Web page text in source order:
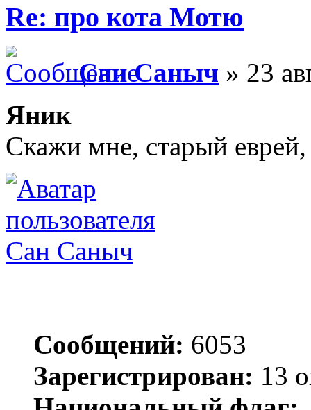
Re: про кота Мотю
Сан Саныч » 23
Яник
Скажи мне, старый
Сан Саныч
Сообщений: 6053
Зарегистрирован: 13